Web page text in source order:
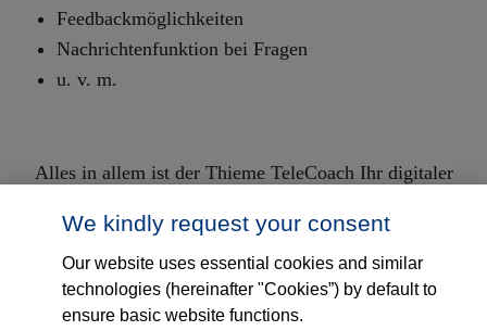
Feedbackmöglichkeiten
Nachrichtenfunktion bei Fragen
u. v. m.
Alles in allem ist der Thieme TeleCoach Ihr digitaler
motivierend, ganzheitlich.
Immer ausgerichtet an unserem Ziel:
We kindly request your consent
Our website uses essential cookies and similar
technologies (hereinafter "Cookies”) by default to
ensure basic website functions.